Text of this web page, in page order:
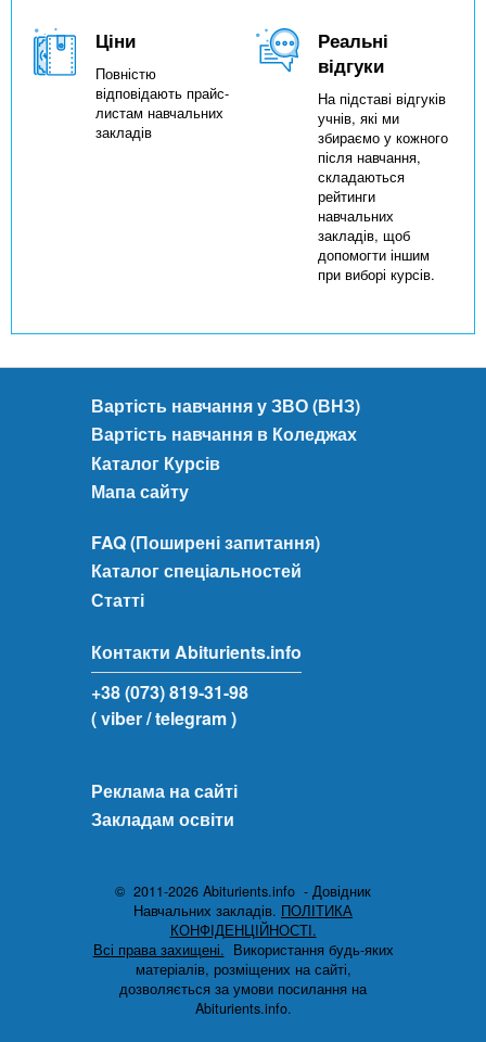
Ціни
Повністю
відповідають прайс-
листам навчальних
закладів
Реальні
відгуки
На підставі відгуків
учнів, які ми
збираємо у кожного
після навчання,
складаються
рейтинги
навчальних
закладів, щоб
допомогти іншим
при виборі курсів.
Вартість навчання у ЗВО (ВНЗ)
Вартість навчання в Коледжах
Каталог Курсів
Мапа сайту
FAQ (Поширені запитання)
Каталог спеціальностей
Статті
Контакти Abiturients.info
+38 (073) 819-31-98
( viber/ telegram )
Реклама на сайті
Закладам освіти
© 2011-2026 Abiturients.info - Довідник
Навчальних закладів. ПОЛІТИКА
КОНФІДЕНЦІЙНОСТІ.
Всі права захищені. Використання будь-яких
матеріалів, розміщених на сайті,
дозволяється за умови посилання на
Abiturients.info.